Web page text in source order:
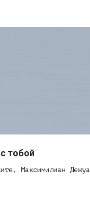
тобой
Максимилиан Дежуа